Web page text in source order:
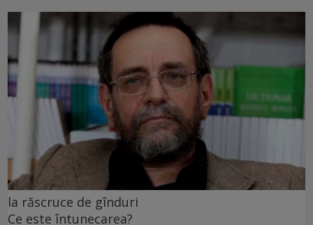
la răscruce de gînduri
Ce este întunecarea?